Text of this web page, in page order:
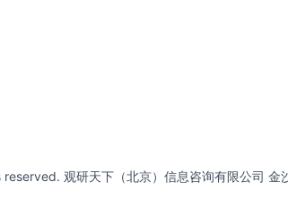
观研天下（北京）信息咨询有限公司 金